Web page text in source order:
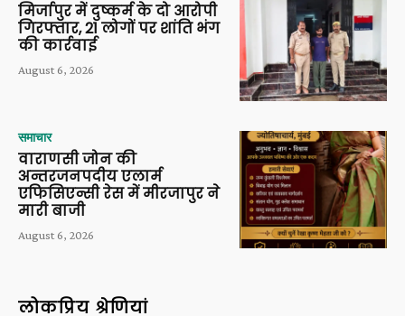
मिर्जापुर में दुष्कर्म के दो आरोपी
गिरफ्तार, 21 लोगों पर शांति भंग
की कार्रवाई
August 6, 2026
समाचार
वाराणसी जोन की
अन्तरजनपदीय एलार्म
एफिसिएन्सी रेस में मीरजापुर ने
मारी बाजी
August 6, 2026
लोकप्रिय श्रेणियां